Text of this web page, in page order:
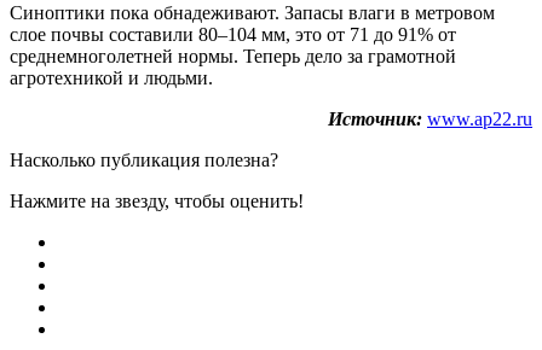
Синоптики пока обнадеживают. Запасы влаги в метровом
слое почвы составили 80–104 мм, это от 71 до 91% от
среднемноголетней нормы. Теперь дело за грамотной
агротехникой и людьми.
Источник: www.ap22.ru
Насколько публикация полезна?
Нажмите на звезду, чтобы оценить!